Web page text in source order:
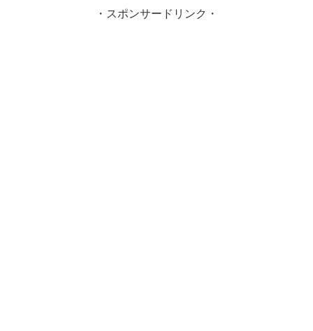
・スポンサードリンク・